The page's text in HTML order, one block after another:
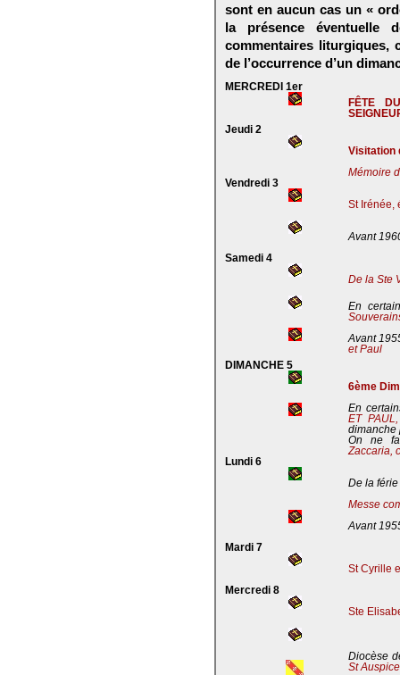
sont en aucun cas un «
la présence éventuelle
commentaires liturgiques,
de l’occurrence d’un
MERCREDI 1er
FÊTE
Jeudi 2
Visitation
Mémoire
Vendredi 3
St Irénée,
Avant
Samedi 4
De la Ste
En
Avant
et Paul
DIMANCHE 5
6ème
En
ET
dimanche
On ne
Zaccaria,
Lundi 6
De la férie
Messe
Avant
Mardi 7
St Cyrille
Mercredi 8
Ste
Diocèse
St